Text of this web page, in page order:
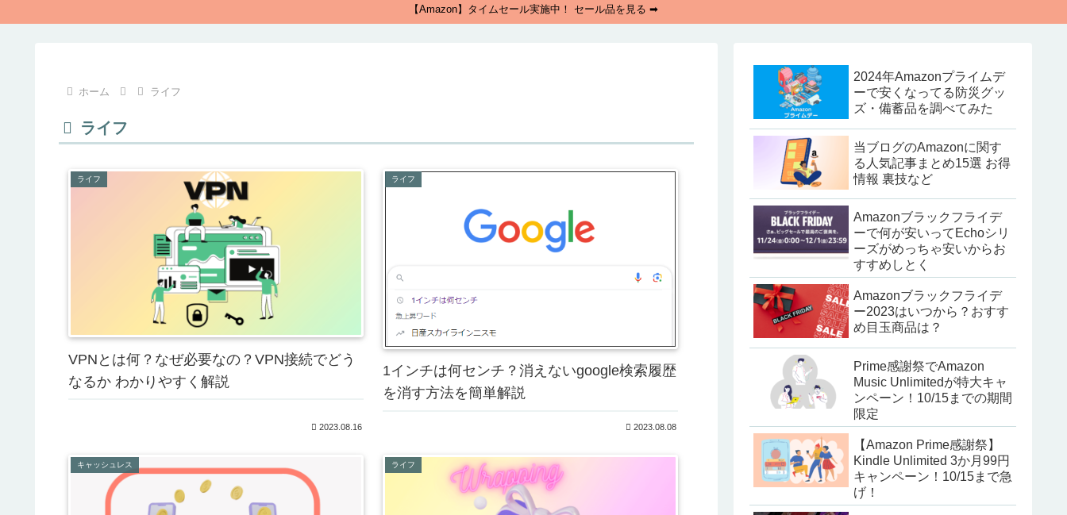
【Amazon】タイムセール実施中！ セール品を見る ➡
ホーム ライフ
ライフ
ライフ
VPNとは何？なぜ必要なの？VPN接続でどう
なるか わかりやすく解説
2023.08.16
ライフ
1インチは何センチ？消えないgoogle検索履歴
を消す方法を簡単解説
2023.08.08
キャッシュレス ライフ
2024年Amazonプライムデ
ーで安くなってる防災グッ
ズ・備蓄品を調べてみた
当ブログのAmazonに関す
る人気記事まとめ15選 お得
情報 裏技など
Amazonブラックフライデ
ーで何が安いってEchoシリ
ーズがめっちゃ安いからお
すすめしとく
Amazonブラックフライデ
ー2023はいつから？おすす
め目玉商品は？
Prime感謝祭でAmazon
Music Unlimitedが特大キャ
ンペーン！10/15までの期間
限定
【Amazon Prime感謝祭】
Kindle Unlimited 3か月99円
キャンペーン！10/15まで急
げ！